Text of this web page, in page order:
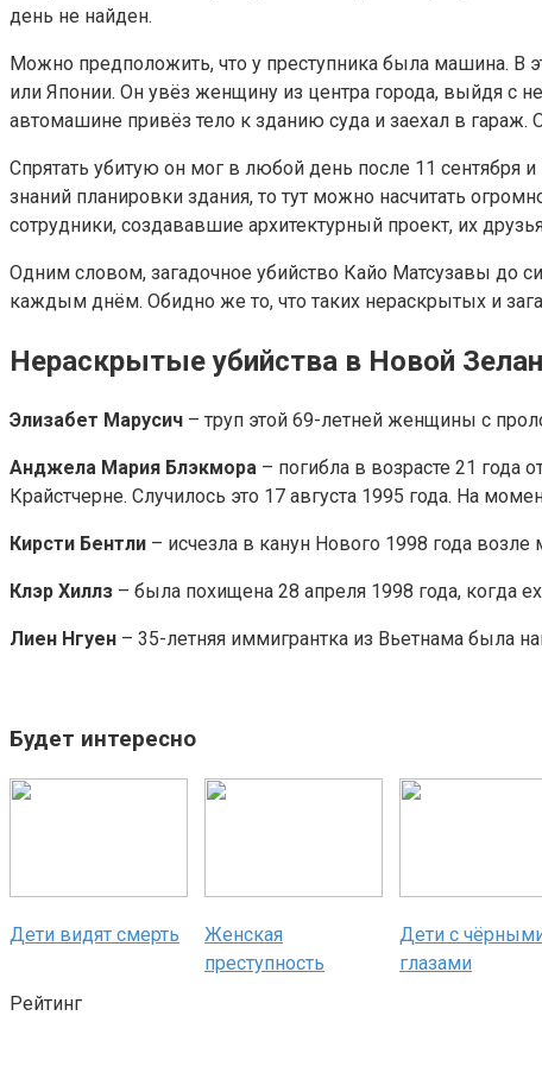
день не найден.
Можно предположить, что у преступника была машина. В
или Японии. Он увёз женщину из центра города, выйдя с
автомашине привёз тело к зданию суда и заехал в
Спрятать убитую он мог в любой день после 11 сентября
знаний планировки здания, то тут можно насчитать
сотрудники, создававшие архитектурный проект, их
Одним словом, загадочное убийство Кайо Матсузавы до
каждым днём. Обидно же то, что таких нераскрытых и
Нераскрытые убийства в Новой
Элизабет Марусич – труп этой 69-летней женщины с
Анджела Мария Блэкмора – погибла в возрасте 21
Крайстчерне. Случилось это 17 августа 1995 года. На
Кирсти Бентли – исчезла в канун Нового 1998 года
Клэр Хиллз – была похищена 28 апреля 1998 года, когда
Лиен Нгуен – 35-летняя иммигрантка из Вьетнама была
Будет интересно
Дети видят смерть
Женская
преступность
Дети с
глазами
Рейтинг